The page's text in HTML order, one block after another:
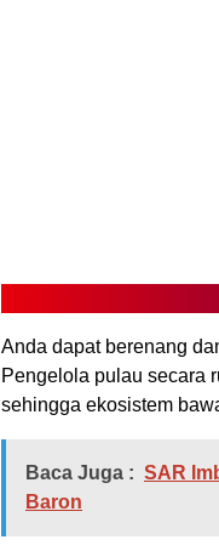
Anda dapat berenang
Pengelola pulau secara
sehingga ekosistem
Baca Juga : SAR
Baron